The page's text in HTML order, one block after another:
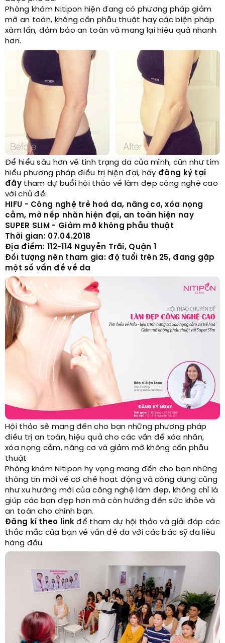
Phòng khám Nitipon hiện đang có phương pháp giảm
mỡ an toàn, không cần phẫu thuật hay các biện pháp
xâm lấn, đảm bảo an toàn và mang lại hiệu quả nhanh
hơn.
Để hiểu sâu hơn về tình trạng da của mình, cũn như tìm
hiểu phương pháp điều trị hiện đại, hãy đăng ký tại
đây tham dự buổi hội thảo về làm đẹp công nghệ cao
với chủ đề:
HIFU - Công nghệ trẻ hoá da, nâng cơ, xóa nọng
cằm, mờ nếp nhăn hiện đại, an toàn hiện nay
SUPER SLIM - Giảm mỡ không phẫu thuật
Thời gian: 07.04.2018
Địa điểm: 112-114 Nguyễn Trãi, Quận 1
Đối tượng nên tham gia: độ tuổi trên 25, đang gặp
một số vấn đề về da
Hội thảo sẽ mang đến cho bạn những phương pháp
điều trị an toàn, hiệu quả cho các vấn đề xóa nhăn,
xóa nọng cằm, nâng cơ và giảm mỡ không cần phẫu
thuật
Phòng khám Nitipon hy vọng mang đến cho bạn những
thông tin mới về cơ chế hoạt động và công dụng cũng
như xu hướng mới của công nghệ làm đẹp, không chỉ là
giúp các bạn đẹp hơn mà còn hướng đến sức khỏe và
an toàn cho chính bạn.
Đăng kí theo link để tham dự hội thảo và giải đáp các
thắc mắc của bạn về vấn đề da với các bác sỹ da liễu
hàng đầu.